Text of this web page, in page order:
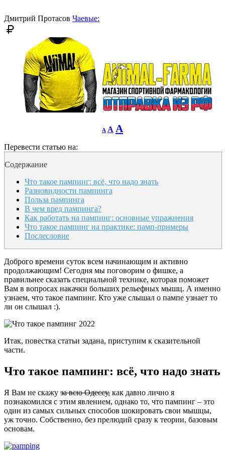
Дмитрий Протасов Чаевые:
A
Decrease
font
A Reset
font
A
size.
Перевести статью на:
Содержание
Что такое пампинг: всё, что надо знать
Разновидности пампинга
Польза пампинга
В чем вред пампинга?
Как работать на пампинг: основные упражнения
Что такое пампинг на практике: памп-примеры
Послесловие
Доброго времени суток всем начинающим и активно
продолжающим! Сегодня мы поговорим о фишке, а
правильнее сказать специальной технике, которая поможет
Вам в вопросах накачки больших рельефных мышц. А именно
узнаем, что такое пампинг. Кто уже слышал о пампе узнает то
ли он слышал :).
Итак, повестка статьи задана, приступим к сказительной
части.
Что такое пампинг: всё, что надо знать
Я Вам не скажу за всю Одессу, как давно лично я
познакомился с этим явлением, однако то, что пампинг – это
один из самых сильных способов шокировать свои мышцы,
уж точно. Собственно, без прелюдий сразу к теории, базовым
основам.